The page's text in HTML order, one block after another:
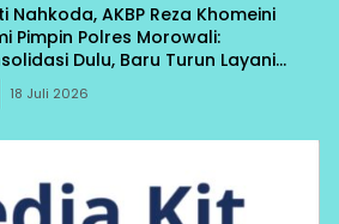
Nahkoda, AKBP Reza Khomeini
Pimpin Polres Morowali:
Dulu, Baru Turun Layani
18 Juli 2026